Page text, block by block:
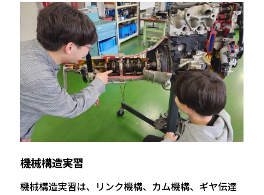
機械構造実習
機械構造実習は、リンク機構、カム機構、ギヤ伝達